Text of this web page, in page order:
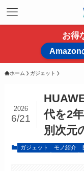
お得
Amazon
ホーム ガジェット
代を2
別次元
2026
6/21
ガジェット モノ紹介